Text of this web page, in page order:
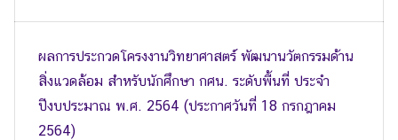
ผลการประกวดโครงงานวิทยาศาสตร์ พัฒนานวัตกรรมด้าน
สิ่งแวดล้อม สำหรับนักศึกษา กศน. ระดับพื้นที่ ประจำ
ปีงบประมาณ พ.ศ. 2564 (ประกาศวันที่ 18 กรกฎาคม
2564)